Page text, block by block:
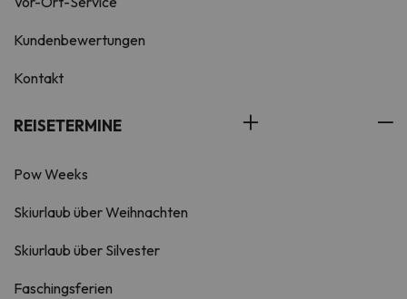
Kundenbewertungen
Kontakt
REISETERMINE
Pow Weeks
Skiurlaub über Weihnachten
Skiurlaub über Silvester
Faschingsferien